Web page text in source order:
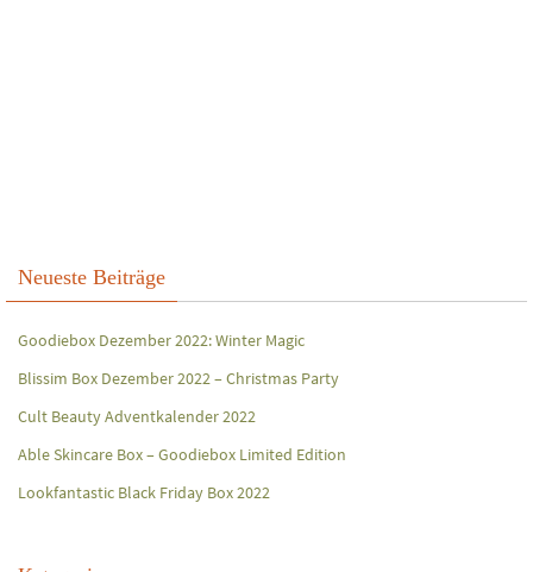
Neueste Beiträge
Goodiebox Dezember 2022: Winter Magic
Blissim Box Dezember 2022 – Christmas Party
Cult Beauty Adventkalender 2022
Able Skincare Box – Goodiebox Limited Edition
Lookfantastic Black Friday Box 2022